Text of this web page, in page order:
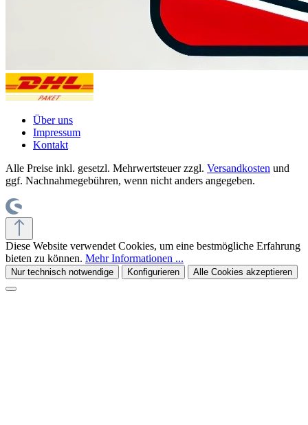
Über uns
Impressum
Kontakt
Alle Preise inkl. gesetzl. Mehrwertsteuer zzgl. Versandkosten und
ggf. Nachnahmegebühren, wenn nicht anders angegeben.
Diese Website verwendet Cookies, um eine bestmögliche Erfahrung
bieten zu können. Mehr Informationen ...
Nur technisch notwendige Konfigurieren Alle Cookies akzeptieren